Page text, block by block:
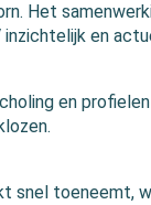
Het
en
en
snel toeneemt,